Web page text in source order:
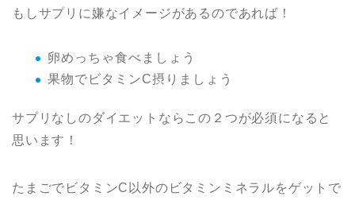
もしサプリに嫌なイメージがあるのであれば！
卵めっちゃ食べましょう
果物でビタミンC摂りましょう
サプリなしのダイエットならこの２つが必須になると
思います！
たまごでビタミンC以外のビタミンミネラルをゲットで